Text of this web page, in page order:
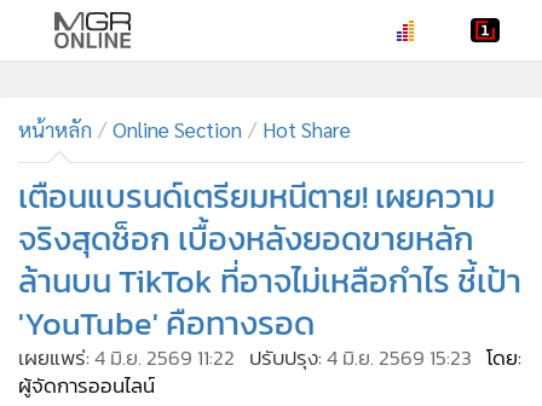
• ทันเหตุการณ์
• ภาคใต้
• ภูมิภาค
• Online Section
• บันเทิง
• ผู้จัดการรายวัน
• คอลัมนิสต์
• ละคร
หน้าหลัก Online Section Hot Share
เตือนแบรนด์เตรียมหนีตาย! เผยความ
จริงสุดช็อก เบื้องหลังยอดขายหลัก
ล้านบน TikTok ที่อาจไม่เหลือกำไร ชี้เป้า
'YouTube' คือทางรอด
เผยแพร่:4 มิ.ย. 2569 11:22 ปรับปรุง:4 มิ.ย. 2569 15:23 โดย:
ผู้จัดการออนไลน์